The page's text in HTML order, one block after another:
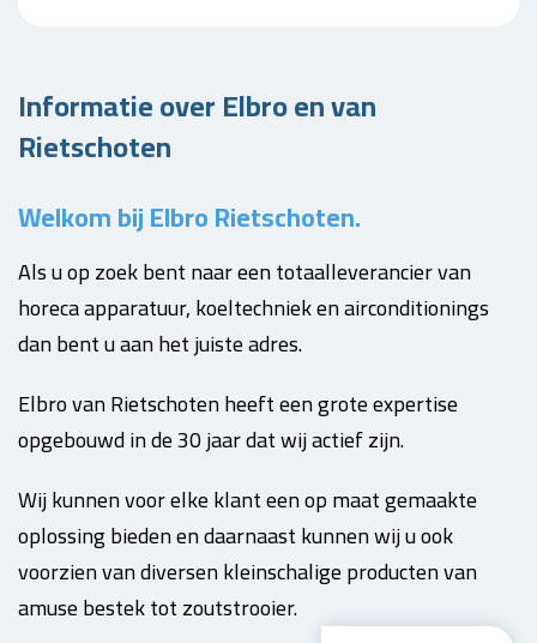
Informatie over Elbro en van
Rietschoten
Welkom bij Elbro Rietschoten.
Als u op zoek bent naar een totaalleverancier van
horeca apparatuur, koeltechniek en airconditionings
dan bent u aan het juiste adres.
Elbro van Rietschoten heeft een grote expertise
opgebouwd in de 30 jaar dat wij actief zijn.
Wij kunnen voor elke klant een op maat gemaakte
oplossing bieden en daarnaast kunnen wij u ook
voorzien van diversen kleinschalige producten van
amuse bestek tot zoutstrooier.